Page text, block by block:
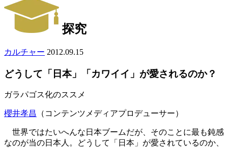
探究
カルチャー 2012.09.15
どうして「日本」「カワイイ」が愛されるのか？
ガラパゴス化のススメ
櫻井孝昌 （コンテンツメディアプロデューサー）
世界ではたいへんな日本ブームだが、そのことに最も鈍感
なのが当の日本人。どうして「日本」が愛されているのか、